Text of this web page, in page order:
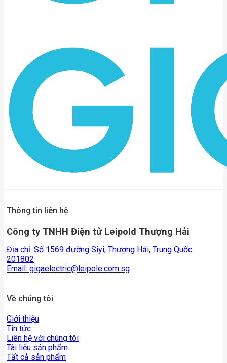
Thông tin liên hệ
Công ty TNHH Điện tử Leipold Thượng Hải
Địa chỉ: Số 1569 đường Siyi, Thượng Hải, Trung Quốc
201802
Email: gigaelectric@leipole.com.sg
Về chúng tôi
Giới thiệu
Tin tức
Liên hệ với chúng tôi
Tài liệu sản phẩm
Tất cả sản phẩm